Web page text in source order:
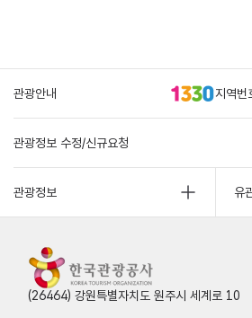
관광안내 지역번
관광정보 수정/신규요청
관광정보 유
(26464) 강원특별자치도 원주시 세계로 10